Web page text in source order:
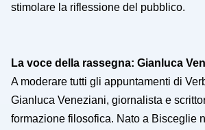
stimolare la riflessione del pubblico.
La voce della rassegna: Gianluca
A moderare tutti gli appuntamenti di
Gianluca Veneziani, giornalista e
formazione filosofica. Nato a Bisceglie